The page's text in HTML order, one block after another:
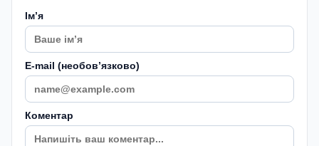
Імʼя
E-mail (необовʼязково)
Коментар